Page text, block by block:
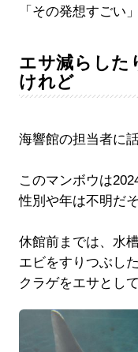
「その発想すごい
エサ減らした
けれど
海響館の担当者に
このマンボウは
性別や年は不明だそ
休館前までは、水
エビをすりつぶし
クラゲをエサとし